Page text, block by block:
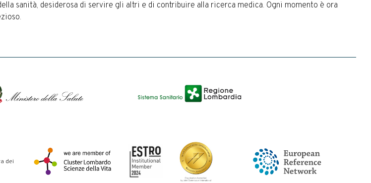
sanità, desiderosa di servire gli altri e di contribuire alla ricerca medica. Ogni momento è ora
dei